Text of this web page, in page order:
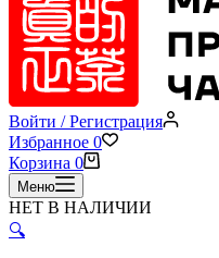
Войти / Регистрация
Избранное 0
Корзина 0
Меню
НЕТ В НАЛИЧИИ
🔍